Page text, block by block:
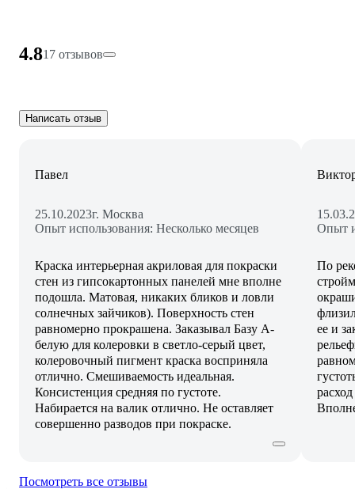
4.817 отзывов
Написать отзыв
Павел
25.10.2023г. Москва
Опыт использования: Несколько месяцев
Краска интерьерная акриловая для покраски
стен из гипсокартонных панелей мне вполне
подошла. Матовая, никаких бликов и ловли
солнечных зайчиков). Поверхность стен
равномерно прокрашена. Заказывал Базу А-
белую для колеровки в светло-серый цвет,
колеровочный пигмент краска восприняла
отлично. Смешиваемость идеальная.
Консистенция средняя по густоте.
Набирается на валик отлично. Не оставляет
совершенно разводов при покраске.
Опыт
По
ее и
Посмотреть все отзывы